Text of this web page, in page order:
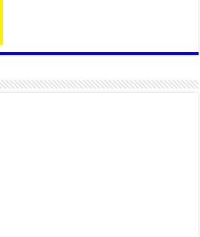
үзүүлж байна
үйлчилгээнд